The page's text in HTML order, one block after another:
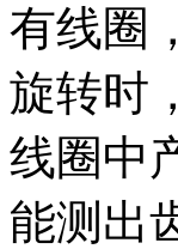
有线圈
旋转时
线圈中
能测出